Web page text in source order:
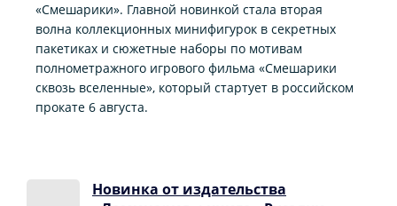
«Смешарики». Главной новинкой стала вторая
волна коллекционных минифигурок в секретных
пакетиках и сюжетные наборы по мотивам
полнометражного игрового фильма «Смешарики
сквозь вселенные», который стартует в российском
прокате 6 августа.
Новинка от издательства